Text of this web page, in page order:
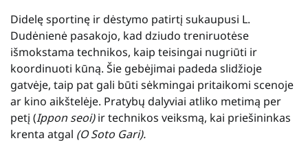
Didelę sportinę ir dėstymo patirtį sukaupusi L.
Dudėnienė pasakojo, kad dziudo treniruotėse
išmokstama technikos, kaip teisingai nugriūti ir
koordinuoti kūną. Šie gebėjimai padeda slidžioje
gatvėje, taip pat gali būti sėkmingai pritaikomi scenoje
ar kino aikštelėje. Pratybų dalyviai atliko metimą per
petį (Ippon seoi)ir technikos veiksmą, kai priešininkas
krenta atgal (O Soto Gari).